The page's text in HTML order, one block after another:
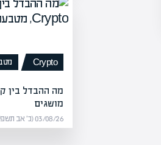
Crypto
מה ההבדל בין
מושגים
03/08/26 (כ׳ אב תשפ״ו) | מערכת אפיק